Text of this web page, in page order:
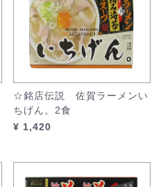
☆銘店伝説 佐賀ラーメンい
ちげん。2食
¥ 1,420